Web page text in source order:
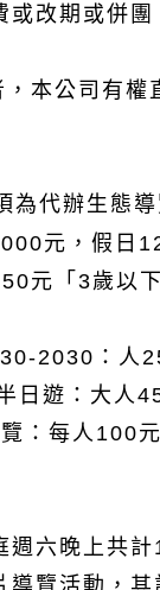
改期或併團
公司有權
代辦生態導
元，假日
元「3歲以
2030： 人
日遊：大人
：每人100
週六晚上共
導覽活動，